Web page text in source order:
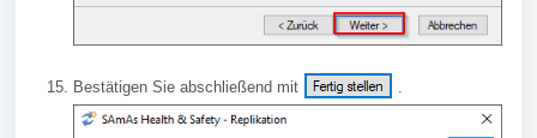
Bestätigen Sie abschließend mit